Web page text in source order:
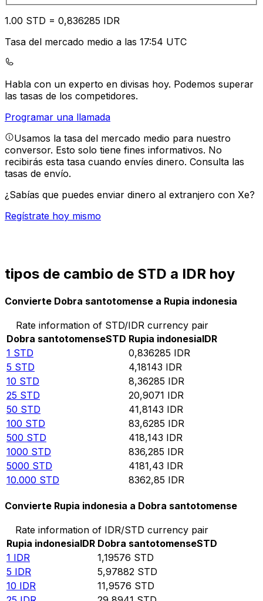
1.00 STD = 0,836285 IDR
Tasa del mercado medio a las 17:54 UTC
Habla con un experto en divisas hoy. Podemos superar
las tasas de los competidores.
Programar una llamada
Usamos la tasa del mercado medio para nuestro
conversor. Esto solo tiene fines informativos. No
recibirás esta tasa cuando envíes dinero. Consulta las
tasas de envío.
¿Sabías que puedes enviar dinero al extranjero con Xe?
Regístrate hoy mismo
tipos de cambio de STD a IDR hoy
Convierte Dobra santotomense a Rupia indonesia
Rate information of STD/IDR currency pair
Dobra santotomenseSTD Rupia indonesiaIDR
1 STD 0,836285 IDR
5 STD 4,18143 IDR
10 STD 8,36285 IDR
25 STD 20,9071 IDR
50 STD 41,8143 IDR
100 STD 83,6285 IDR
500 STD 418,143 IDR
1000 STD 836,285 IDR
5000 STD 4181,43 IDR
10.000 STD 8362,85 IDR
Convierte Rupia indonesia a Dobra santotomense
Rate information of IDR/STD currency pair
Rupia indonesiaIDR Dobra santotomenseSTD
1 IDR 1,19576 STD
5 IDR 5,97882 STD
10 IDR 11,9576 STD